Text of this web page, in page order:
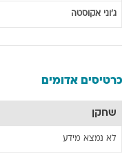
ג'וני אקוסטה
כרטיסים אדומים
שחקן
לא נמצא מידע